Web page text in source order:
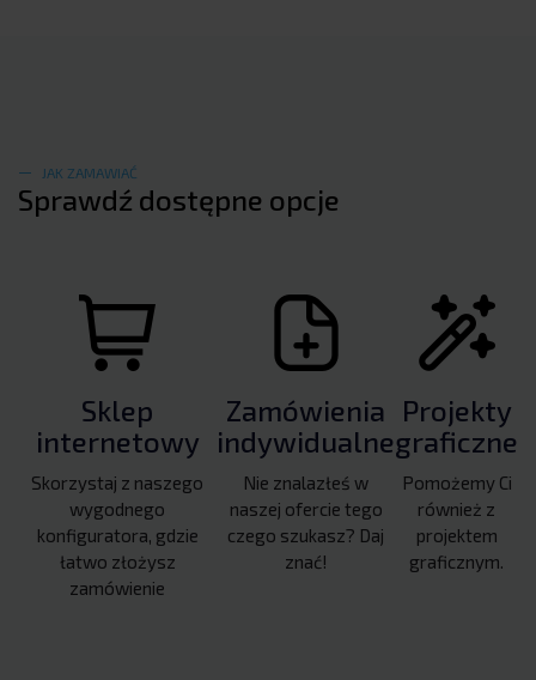
JAK ZAMAWIAĆ
Sprawdź dostępne opcje
Sklep
internetowy
Skorzystaj z naszego
wygodnego
konfiguratora, gdzie
łatwo złożysz
zamówienie
Zamówienia
indywidualne
Nie znalazłeś w
naszej ofercie tego
czego szukasz? Daj
znać!
Projekty
graficzne
Pomożemy Ci
również z
projektem
graficznym.